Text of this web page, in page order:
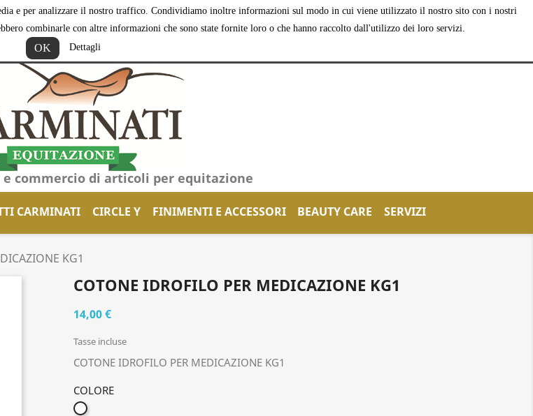
e per analizzare il nostro traffico. Condividiamo inoltre informazioni sul modo in cui viene utilizzato il nostro sito con i nostri
combinarle con altre informazioni che sono state fornite loro o che hanno raccolto dall'utilizzo dei loro servizi.
OK Dettagli
 Accedi shopping_cart Carrello(0)
commercio di articoli per equitazione
CARMINATI CIRCLE Y FINIMENTI E ACCESSORI BEAUTY CARE SERVIZI
KG1
COTONE IDROFILO PER MEDICAZIONE KG1
14,00 €
Tasse incluse
COTONE IDROFILO PER MEDICAZIONE KG1
COLORE
BIANCO